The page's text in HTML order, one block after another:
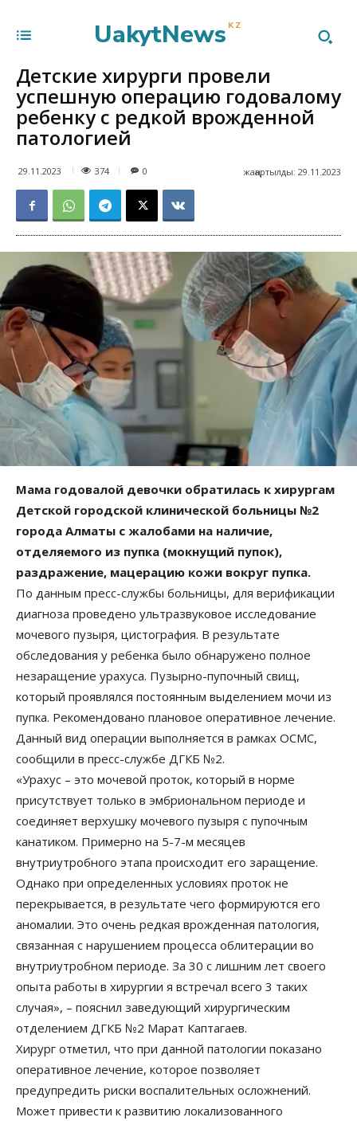
UakytNews KZ
Детские хирурги провели
успешную операцию годовалому
ребенку с редкой врожденной
патологией
29.11.2023 374 жаңартылды: 29.11.2023
0
Мама годовалой девочки обратилась к хирургам
Детской городской клинической больницы №2
города Алматы с жалобами на наличие,
отделяемого из пупка (мокнущий пупок),
раздражение, мацерацию кожи вокруг пупка.
По данным пресс-службы больницы, для верификации
диагноза проведено ультразвуковое исследование
мочевого пузыря, цистография. В результате
обследования у ребенка было обнаружено полное
незаращение урахуса. Пузырно-пупочный свищ,
который проявлялся постоянным выделением мочи из
пупка. Рекомендовано плановое оперативное лечение.
Данный вид операции выполняется в рамках ОСМС,
сообщили в пресс-службе ДГКБ №2.
«Урахус – это мочевой проток, который в норме
присутствует только в эмбриональном периоде и
соединяет верхушку мочевого пузыря с пупочным
канатиком. Примерно на 5-7-м месяцев
внутриутробного этапа происходит его заращение.
Однако при определенных условиях проток не
перекрывается, в результате чего формируются его
аномалии. Это очень редкая врожденная патология,
связанная с нарушением процесса облитерации во
внутриутробном периоде. За 30 с лишним лет своего
опыта работы в хирургии я встречал всего 3 таких
случая», – пояснил заведующий хирургическим
отделением ДГКБ №2 Марат Каптагаев.
Хирург отметил, что при данной патологии показано
оперативное лечение, которое позволяет
предупредить риски воспалительных осложнений.
Может привести к развитию локализованного